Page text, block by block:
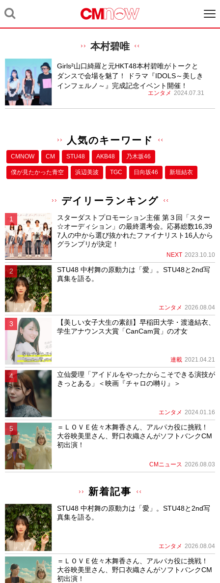
本村碧唯
Girls²山口綺羅と元HKT48本村碧唯がトークと
ダンスで会場を魅了！ ドラマ『IDOLS～美しき
インフェルノ～』完成記念イベント開催！
エンタメ 2024.07.31
人気のキーワード
CMNOW CM STU48 AKB48 乃木坂46
僕が⾒たかった⻘空 浜辺美波 TGC 日向坂46 新垣結衣
デイリーランキング
スターダストプロモーション主催 第３回「スター
☆オーディション」の最終選考会。応募総数16,39
7人の中から選び抜かれたファイナリスト16人から
グランプリが決定！
NEXT 2023.10.10
STU48 中村舞の原動力は「愛」。STU48と2nd写
真集を語る。
エンタメ 2026.08.04
【美しい女子大生の素顔】早稲田大学・渡邉結衣、
学生アナウンス大賞「CanCam賞」の才女
連載 2021.04.21
立仙愛理「アイドルをやったからこそできる演技が
きっとある」＜映画『チャロの囀り』＞
エンタメ 2024.01.16
＝ＬＯＶＥ佐々木舞香さん、アルパカ役に挑戦！
大谷映美里さん、野口衣織さんがソフトバンクCM
初出演！
CMニュース 2026.08.03
新着記事
STU48 中村舞の原動力は「愛」。STU48と2nd写
真集を語る。
エンタメ 2026.08.04
＝ＬＯＶＥ佐々木舞香さん、アルパカ役に挑戦！
大谷映美里さん、野口衣織さんがソフトバンクCM
初出演！